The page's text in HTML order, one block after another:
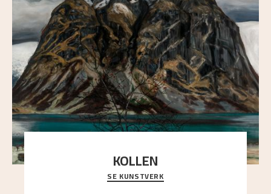
KOLLEN
Et ruvende fjell dominerer bildeflaten, og står i
sterk kontrast til det spinkle rognetreet ute
SE KUNSTVERK